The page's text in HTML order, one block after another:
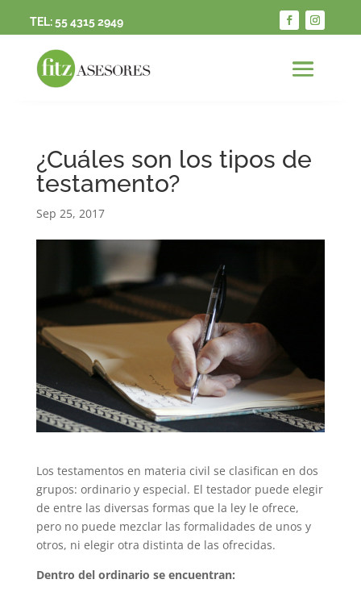
TEL:55 4315 2949
¿Cuáles son los tipos de
testamento?
Sep 25, 2017
Los testamentos en materia civil se clasifican en dos
grupos: ordinario y especial. El testador puede elegir
de entre las diversas formas que la ley le ofrece,
pero no puede mezclar las formalidades de unos y
otros, ni elegir otra distinta de las ofrecidas.
Dentro del ordinario se encuentran: